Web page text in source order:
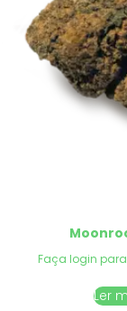
Faça login
Ler